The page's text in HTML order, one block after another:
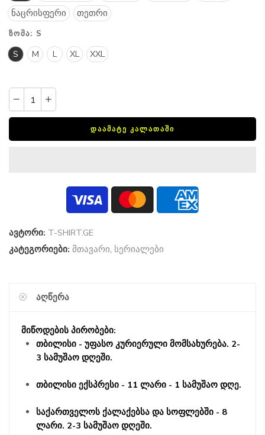
ნაცრისფერი
თეთრი
ᲖᲝᲛᲐ: S
S M L XL XXL
ᲓᲐᲐᲛᲐᲢᲔ ᲙᲐᲚᲐᲗᲐᲨᲘ
ავტორი: T-SHIRT.GE
კატეგორიები: მთავარი, სერიალები
ᲐᲦᲬᲔᲠᲐ
მიწოდების პირობები:
თბილისი - უფასო კურიერული მომსახურება. 2-
3 სამუშაო დღეში.
თბილისი ექსპრესი - 11 ლარი - 1 სამუშაო დღე.
საქართველოს ქალაქებსა და სოფლებში - 8
ლარი. 2-3 სამუშაო დღეში.